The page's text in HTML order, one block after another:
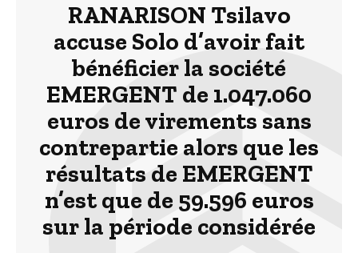
RANARISON Tsilavo
accuse Solo d’avoir fait
bénéficier la société
EMERGENT de 1.047.060
euros de virements sans
contrepartie alors que les
résultats de EMERGENT
n’est que de 59.596 euros
sur la période considérée